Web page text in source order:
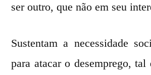
ser outro, que não em seu
Sustentam a necessidade
para atacar o desemprego,